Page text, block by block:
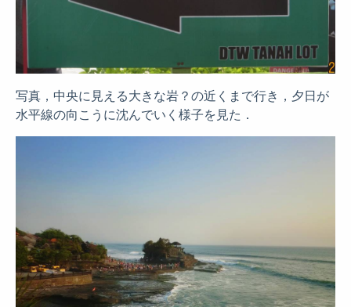
写真，中央に見える大きな岩？の近くまで行き，夕日が
水平線の向こうに沈んでいく様子を見た．